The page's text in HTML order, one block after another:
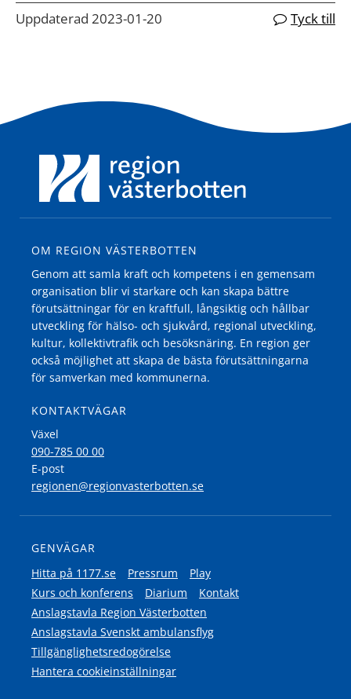
Uppdaterad 2023-01-20 Tyck till
OM REGION VÄSTERBOTTEN
Genom att samla kraft och kompetens i en gemensam
organisation blir vi starkare och kan skapa bättre
förutsättningar för en kraftfull, långsiktig och hållbar
utveckling för hälso- och sjukvård, regional utveckling,
kultur, kollektivtrafik och besöksnäring. En region ger
också möjlighet att skapa de bästa förutsättningarna
för samverkan med kommunerna.
KONTAKTVÄGAR
Växel
090-785 00 00
E-post
regionen@regionvasterbotten.se
GENVÄGAR
Hitta på 1177.se
Pressrum
Play
Kurs och konferens
Diarium
Kontakt
Anslagstavla Region Västerbotten
Anslagstavla Svenskt ambulansflyg
Tillgänglighetsredogörelse
Hantera cookieinställningar